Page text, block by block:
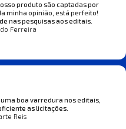
produto são captadas por
minha opinião, está perfeito!
nas pesquisas aos editais.
Ferreira
boa varredura nos editais,
as licitações.
Reis